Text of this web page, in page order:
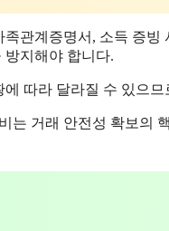
관계증명서, 소득 증
방지해야 합니다.
따라 달라질 수 있으
는 거래 안전성 확보의